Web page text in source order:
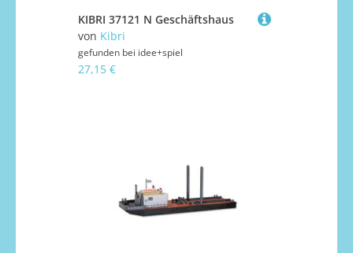
KIBRI 37121 N Geschäftshaus
von Kibri
gefunden bei idee+spiel
27,15 €